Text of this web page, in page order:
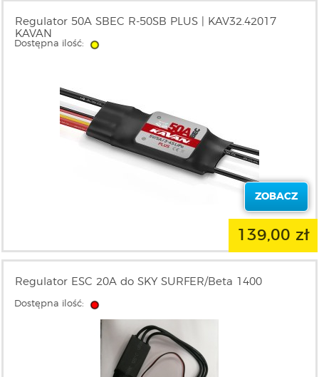
Regulator 50A SBEC R-50SB PLUS | KAV32.42017
KAVAN
Dostępna ilość:
ZOBACZ
139,00 zł
Regulator ESC 20A do SKY SURFER/Beta 1400
Dostępna ilość: